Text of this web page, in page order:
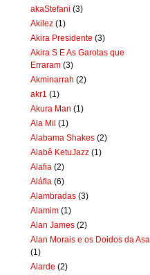
akaStefani (3)
Akilez (1)
Akira Presidente (3)
Akira S E As Garotas que
Erraram (3)
Akminarrah (2)
akr1 (1)
Akura Man (1)
Ala Mil (1)
Alabama Shakes (2)
Alabê KetuJazz (1)
Alafia (2)
Aláfia (6)
Alambradas (3)
Alamim (1)
Alan James (2)
Alan Morais e os Doidos da Asa
(1)
Alarde (2)